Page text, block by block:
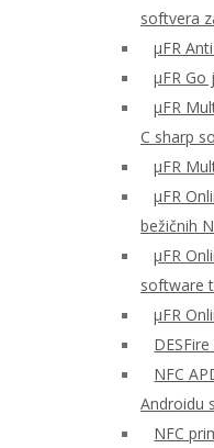
softvera
μFR
μFR Go
μFR
C sharp
μFR
μFR
bežičnih
μFR
software
μFR
NFC
Androidu
NFC